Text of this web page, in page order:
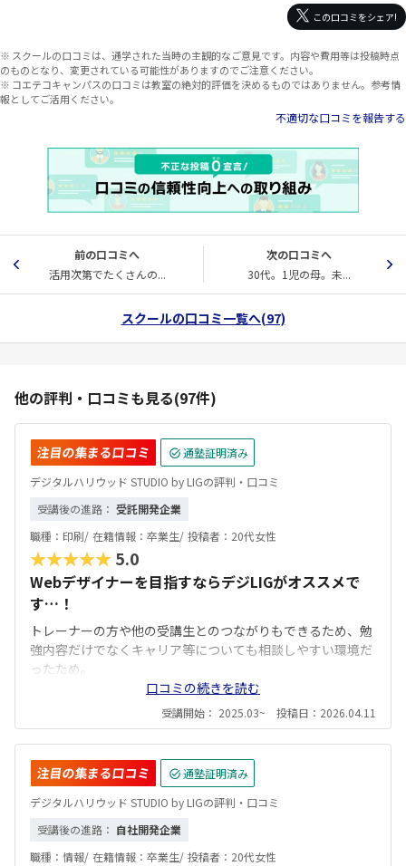
この口コミをシェア!
※ スクールの口コミは、通学された当時の主観的なご意見です。内容や費用等は投稿時点
のものとなり、変更されている可能性がありますのでご注意ください。
※ コエテコキャンパスの口コミは教室の絶対的評価を決めるものではありません。参考情
報としてご活用ください。
不適切な口コミを報告する
前の口コミへ
活用次第でたくさんの...
次の口コミへ
30代。1児の母。未...
スクールの口コミ一覧へ(97)
他の評判・口コミも見る(97件)
注目の集まる口コミ
通塾証明済み
デジタルハリウッド STUDIO by LIGの評判・口コミ
受講後の進路： 受託開発企業
職種： 印刷/ 在籍情報： 卒業生/ 投稿者： 20代女性
★★★★★ 5.0
Webデザイナーを目指すならデジLIGがオススメで
す…！
トレーナーの方や他の受講生とのつながりもできるため、勉
強内容だけでなくキャリア等についても相談しやすい環境だ
ったため。
口コミの続きを読む
受講開始： 2025.03~ 投稿日：2026.04.11
注目の集まる口コミ
通塾証明済み
デジタルハリウッド STUDIO by LIGの評判・口コミ
受講後の進路： 自社開発企業
職種： 情報/ 在籍情報： 卒業生/ 投稿者： 20代女性